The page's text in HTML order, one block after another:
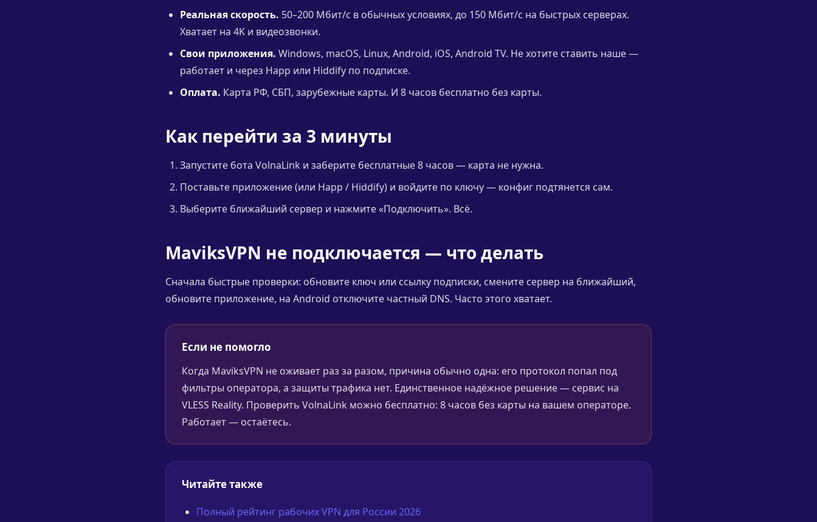
Реальная скорость. 50–200 Мбит/с в обычных условиях, до 150 Мбит/с на быстрых серверах.
Хватает на 4K и видеозвонки.
Свои приложения. Windows, macOS, Linux, Android, iOS, Android TV. Не хотите ставить наше —
работает и через Happ или Hiddify по подписке.
Оплата. Карта РФ, СБП, зарубежные карты. И 8 часов бесплатно без карты.
Как перейти за 3 минуты
Запустите бота VolnaLink и заберите бесплатные 8 часов — карта не нужна.
Поставьте приложение (или Happ / Hiddify) и войдите по ключу — конфиг подтянется сам.
Выберите ближайший сервер и нажмите «Подключить». Всё.
MaviksVPN не подключается — что делать
Сначала быстрые проверки: обновите ключ или ссылку подписки, смените сервер на ближайший,
обновите приложение, на Android отключите частный DNS. Часто этого хватает.
Если не помогло
Когда MaviksVPN не оживает раз за разом, причина обычно одна: его протокол попал под
фильтры оператора, а защиты трафика нет. Единственное надёжное решение — сервис на
VLESS Reality. Проверить VolnaLink можно бесплатно: 8 часов без карты на вашем операторе.
Работает — остаётесь.
Читайте также
Полный рейтинг рабочих VPN для России 2026